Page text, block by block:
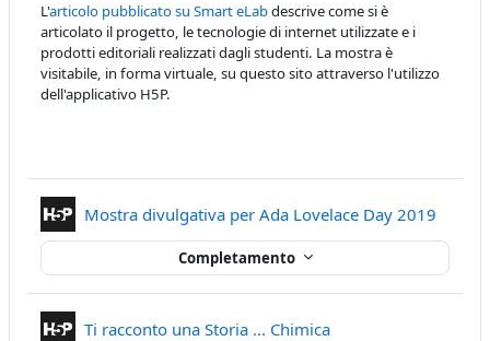
L'articolo pubblicato su Smart eLabdescrive come si è
articolato il progetto, le tecnologie di internet utilizzate e i
prodotti editoriali realizzati dagli studenti. La mostra è
visitabile, in forma virtuale, su questo sito attraverso l'utilizzo
dell'applicativo H5P.
Mostra divulgativa per Ada Lovelace Day 2019
Completamento
Ti racconto una Storia ... ChimicaContenuto Interattivo